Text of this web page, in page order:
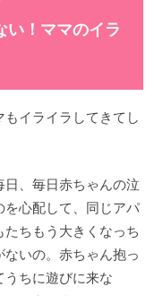
い！ママのイラ
イライラしてきてし
、毎日赤ちゃんの泣
心配して、同じアパ
ちもう大きくなっち
いの。赤ちゃん抱っ
うちに遊びに来な